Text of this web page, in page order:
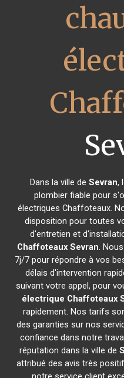
Dans la ville deSevran,
plombier fiable pour
électriques Chaffoteaux.
disposition pour toutes
d'entretien et
Chaffoteaux Sevran.
7j/7 pour répondre à vos
délais d'intervention
suivant votre appel, pour
électrique Chaffoteaux
rapidement. Nos tarifs
des garanties sur nos
confiance dans notre
réputation dans la ville de
attribué des avis très